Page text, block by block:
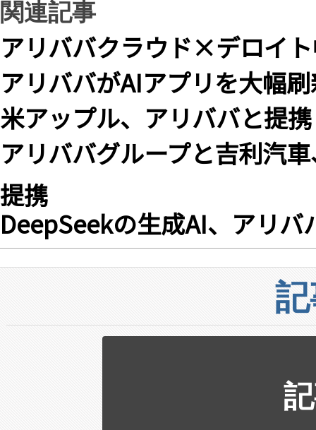
関連記事
アリババクラウド×デロイ
アリババがAIアプリを大幅
米アップル、アリババと提
アリババグループと吉利汽
提携
DeepSeekの生成AI、アリ